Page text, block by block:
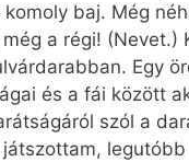
baj. Még
a régi! (Nevet.)
Egy
és a fái között
szól a